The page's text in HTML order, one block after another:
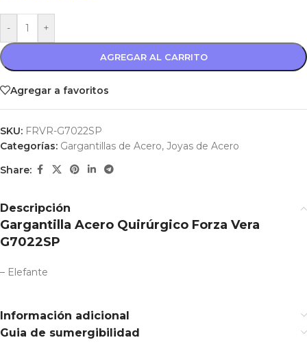
- +
AGREGAR AL CARRITO
Agregar a favoritos
SKU: FRVR-G7022SP
Categorías: Gargantillas de Acero, Joyas de Acero
Share:
Descripción
Gargantilla Acero Quirúrgico Forza Vera
G7022SP
– Elefante
Información adicional
Guia de sumergibilidad